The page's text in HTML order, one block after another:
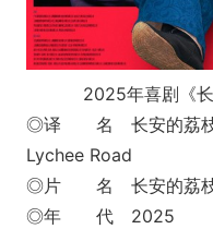
2025年喜剧《长
◎译 名 长安的荔
Lychee Road
◎片 名 长安的荔
◎年 代 2025